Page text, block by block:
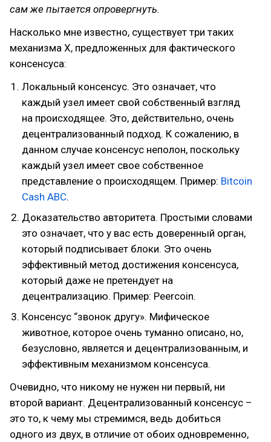
сам же пытается опровергнуть.
Насколько мне известно, существует три таких
механизма X, предложенных для фактического
консенсуса:
Локальный консенсус. Это означает, что
каждый узел имеет свой собственный взгляд
на происходящее. Это, действительно, очень
децентрализованный подход. К сожалению, в
данном случае консенсус неполон, поскольку
каждый узел имеет свое собственное
представление о происходящем. Пример: Bitcoin
Cash ABC.
Доказательство авторитета. Простыми словами
это означает, что у вас есть доверенный орган,
который подписывает блоки. Это очень
эффективный метод достижения консенсуса,
который даже не претендует на
децентрализацию. Пример: Peercoin.
Консенсус “звонок другу». Мифическое
животное, которое очень туманно описано, но,
безусловно, является и децентрализованным, и
эффективным механизмом консенсуса.
Очевидно, что никому не нужен ни первый, ни
второй вариант. Децентрализованный консенсус –
это то, к чему мы стремимся, ведь добиться
одного из двух, в отличие от обоих одновременно,